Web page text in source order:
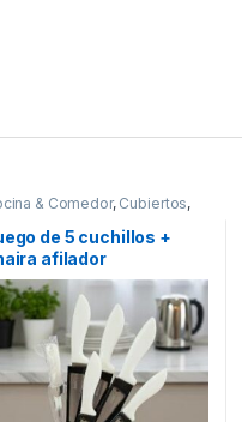
& Comedor, Cubiertos,
de 5 cuchillos +
afilador